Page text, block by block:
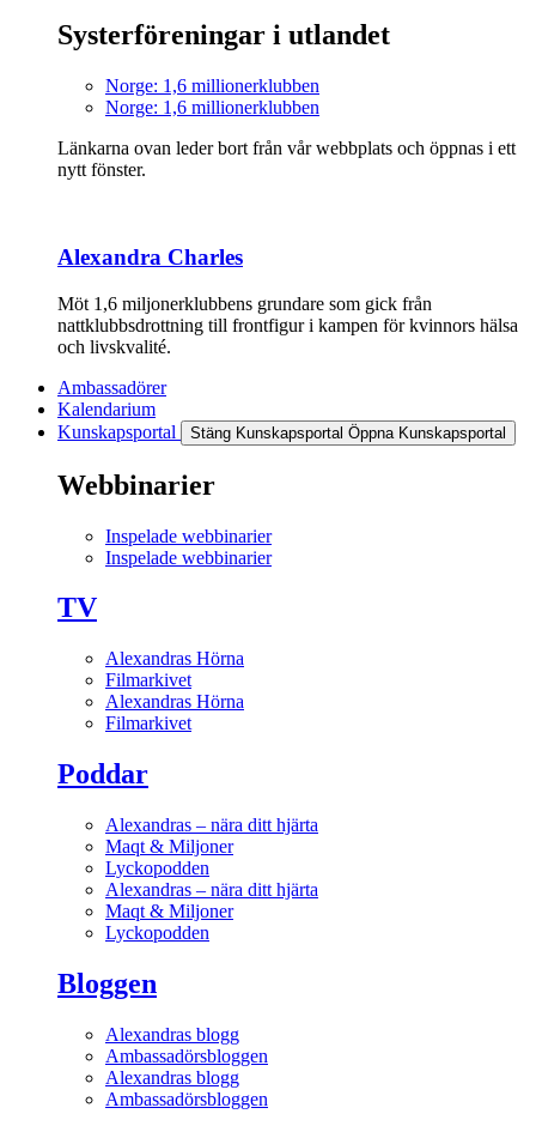
Systerföreningar i utlandet
Norge: 1,6 millionerklubben
Norge: 1,6 millionerklubben
Länkarna ovan leder bort från vår webbplats och öppnas i ett
nytt fönster.
Alexandra Charles
Möt 1,6 miljonerklubbens grundare som gick från
nattklubbsdrottning till frontfigur i kampen för kvinnors hälsa
och livskvalité.
Ambassadörer
Kalendarium
Kunskapsportal
Stäng Kunskapsportal Öppna Kunskapsportal
Webbinarier
Inspelade webbinarier
Inspelade webbinarier
TV
Alexandras Hörna
Filmarkivet
Alexandras Hörna
Filmarkivet
Poddar
Alexandras – nära ditt hjärta
Maqt & Miljoner
Lyckopodden
Alexandras – nära ditt hjärta
Maqt & Miljoner
Lyckopodden
Bloggen
Alexandras blogg
Ambassadörsbloggen
Alexandras blogg
Ambassadörsbloggen